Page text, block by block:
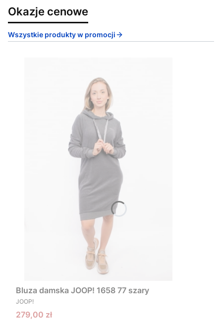
Okazje cenowe
Wszystkie produkty w promocji
Bluza damska JOOP! 1658 77 szary
PRODUCENT
JOOP!
Cena promocyjna
279,00 zł